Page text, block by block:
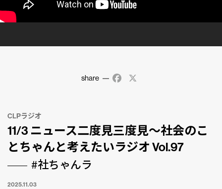
share Facebook
CLPラジオ
11/3 ニュース二度見三度見〜社会のこ
とちゃんと考えたいラジオ Vol.97
#社ちゃんラ
2025.11.03